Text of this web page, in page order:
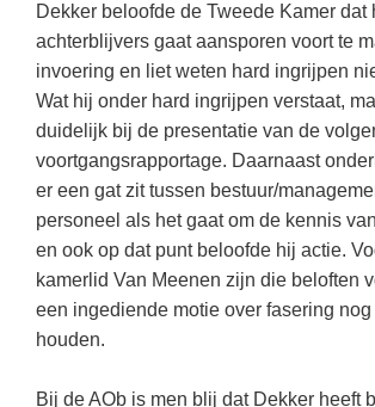
De boerderij
Duurzaamheid
Eerste wereldoorlog
Evolutieleer
Feest- en Gedenkdagen
Godsdienstonderwijs
Kerstfeest
Kinderboekenweek
Mediawijsheid
Maatschappijleer
Orientatie
Rekenen
Sociale vaardigheden
Taalvaardigheid
Vakoverstijgend
MEER...
Dekker beloofde de Tweede Kamer dat
achterblijvers gaat aansporen voort te
invoering en liet weten hard ingrijpen
Wat hij onder hard ingrijpen verstaat,
duidelijk bij de presentatie van de
voortgangsrapportage. Daarnaast
er een gat zit tussen bestuur/
personeel als het gaat om de kennis
en ook op dat punt beloofde hij actie.
kamerlid Van Meenen zijn die beloften
een ingediende motie over fasering
houden.
Bij de AOb is men blij dat Dekker heeft